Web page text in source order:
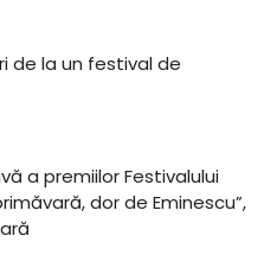
de la un festival de
a premiilor Festivalului
dor de Eminescu”,